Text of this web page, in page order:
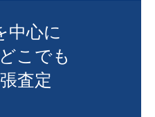
中心に
こでも
査定